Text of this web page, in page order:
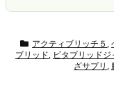
アクティブリッチ５ ,
ブリッド, ビタブリッドジ
ざサプリ ,